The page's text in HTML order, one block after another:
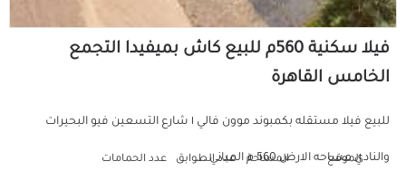
فيلا سكنية 560م للبيع كاش بميفيدا التجمع
الخامس القاهرة
للبيع فيلا مستقله بكمبوند موون فالي ١ شارع التسعين فيو البحيرات
والنادي مساحه الارض 560 م المباني ...
الموقع المساحة عدد الطوابق عدد الحمامات